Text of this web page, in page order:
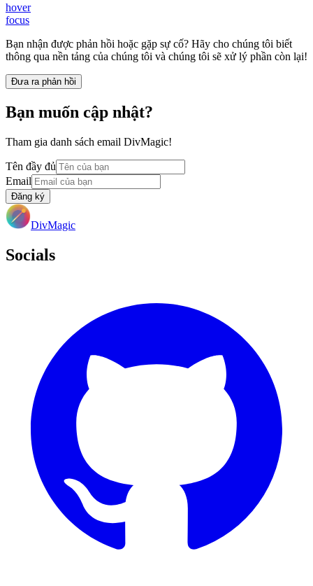
hover
focus
Bạn nhận được phản hồi hoặc gặp sự cố? Hãy cho chúng tôi biết
thông qua nền tảng của chúng tôi và chúng tôi sẽ xử lý phần còn lại!
Đưa ra phản hồi
Bạn muốn cập nhật?
Tham gia danh sách email DivMagic!
Tên đầy đủ
Email
Đăng ký
DivMagic
Socials